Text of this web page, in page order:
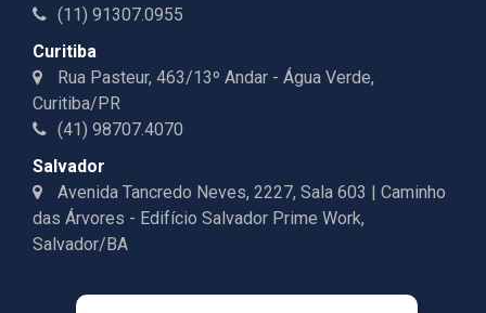
(11) 91307.0955
Curitiba
Rua Pasteur, 463/13º Andar - Água Verde,
Curitiba/PR
(41) 98707.4070
Salvador
Avenida Tancredo Neves, 2227, Sala 603 | Caminho
das Árvores - Edifício Salvador Prime Work,
Salvador/BA